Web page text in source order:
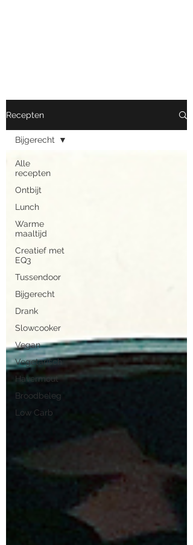
Recepten
Alle
recepten
Ontbijt
Lunch
Warme
maaltijd
Creatief met
EQ3
Tussendoor
Bijgerecht
Drank
Slowcooker
Vegan
Vegetarisch
Havermout
Broodbeleg
Low Carb
Bijgerecht